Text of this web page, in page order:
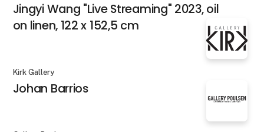
Jingyi Wang "Live Streaming" 2023, oil
on linen, 122 x 152,5 cm
Kirk Gallery
Johan Barrios